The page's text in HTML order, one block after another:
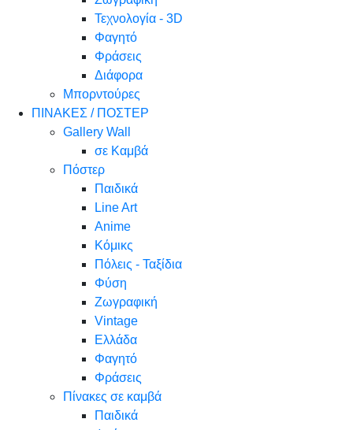
Τεχνολογία - 3D
Φαγητό
Φράσεις
Διάφορα
Μπορντούρες
ΠΙΝΑΚΕΣ / ΠΟΣΤΕΡ
Gallery Wall
σε Καμβά
Πόστερ
Παιδικά
Line Art
Anime
Κόμικς
Πόλεις - Ταξίδια
Φύση
Ζωγραφική
Vintage
Ελλάδα
Φαγητό
Φράσεις
Πίνακες σε καμβά
Παιδικά